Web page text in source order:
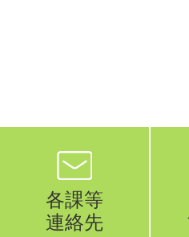
各課等
連絡先